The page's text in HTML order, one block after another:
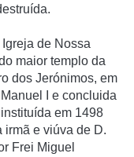
de Nossa
maior templo da
dos Jerónimos, em
I e concluida
em 1498
irmã e viúva de D.
Frei Miguel